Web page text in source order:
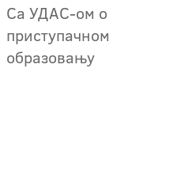
Са УДАС-ом о
приступачном
образовању